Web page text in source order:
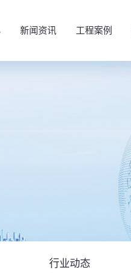
新闻资讯 工程案例
行业动态